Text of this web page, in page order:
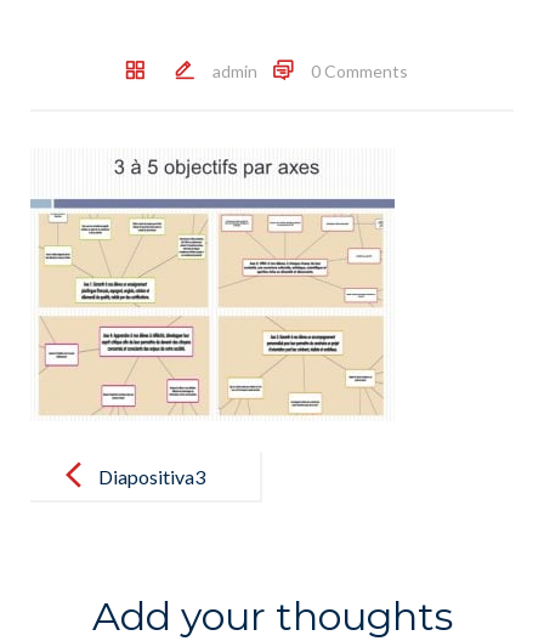
admin 0 Comments
navigationDiapositiva3
Add your thoughts